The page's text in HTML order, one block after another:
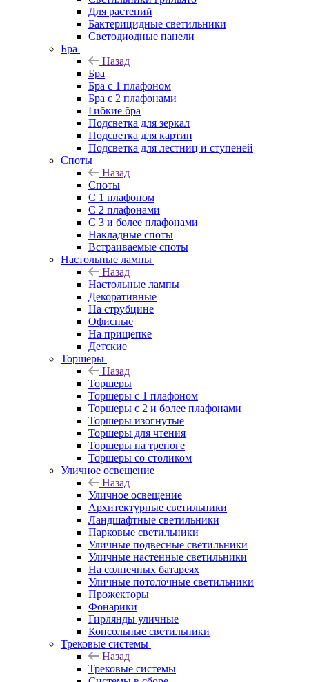
Для растений
Бактерицидные светильники
Светодиодные панели
Бра
Назад
Бра
Бра с 1 плафоном
Бра с 2 плафонами
Гибкие бра
Подсветка для зеркал
Подсветка для картин
Подсветка для лестниц и ступеней
Споты
Назад
Споты
С 1 плафоном
С 2 плафонами
С 3 и более плафонами
Накладные споты
Встраиваемые споты
Настольные лампы
Назад
Настольные лампы
Декоративные
На струбцине
Офисные
На прищепке
Детские
Торшеры
Назад
Торшеры
Торшеры с 1 плафоном
Торшеры с 2 и более плафонами
Торшеры изогнутые
Торшеры для чтения
Торшеры на треноге
Торшеры со столиком
Уличное освещение
Назад
Уличное освещение
Архитектурные светильники
Ландшафтные светильники
Парковые светильники
Уличные подвесные светильники
Уличные настенные светильники
На солнечных батареях
Уличные потолочные светильники
Прожекторы
Фонарики
Гирлянды уличные
Консольные светильники
Трековые системы
Назад
Трековые системы